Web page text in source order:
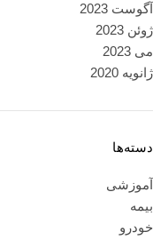
آگوست 2023
ژوئن 2023
می 2023
ژانویه 2020
دسته‌ها
آموزشی
بیمه
خودرو